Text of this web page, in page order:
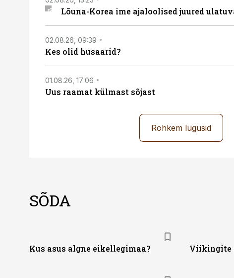
Lõuna-Korea ime ajaloolised juured
02.08.26, 09:39
Kes olid husaarid?
01.08.26, 17:06
Uus raamat külmast sõjast
Rohkem lugusid
SÕDA
Kus asus algne eikellegimaa? Viikingite